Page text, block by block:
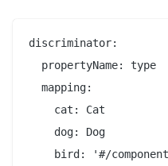
discriminator:
  propertyName: type
  mapping:
    cat: Cat
    dog: Dog